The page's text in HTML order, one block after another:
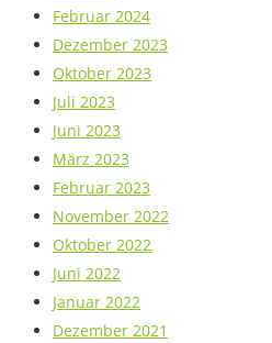
Februar 2024
Dezember 2023
Oktober 2023
Juli 2023
Juni 2023
März 2023
Februar 2023
November 2022
Oktober 2022
Juni 2022
Januar 2022
Dezember 2021